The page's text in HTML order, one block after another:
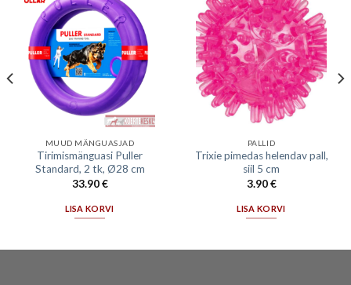
MUUD MÄNGUASJAD
Tirimismänguasi Puller
Standard, 2 tk, Ø28 cm
33.90€
LISA KORVI
PALLID
Trixie pimedas helendav pall,
siil 5 cm
3.90€
LISA KORVI